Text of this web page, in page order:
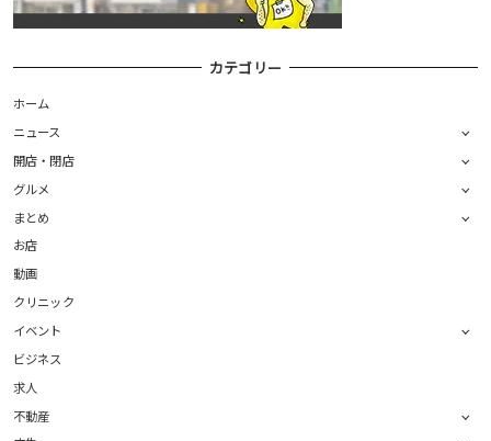
カテゴリー
ホーム
ニュース
開店・閉店
グルメ
まとめ
お店
動画
クリニック
イベント
ビジネス
求人
不動産